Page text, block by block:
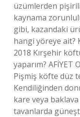
üzümlerden
kaynama
gibi, kazandaki
hangi yöreye ait?
2018 Kırşehir
yaparım? AFİYET
Pişmiş köfte düz
Kendiliğinden
kare veya
tavanlarda